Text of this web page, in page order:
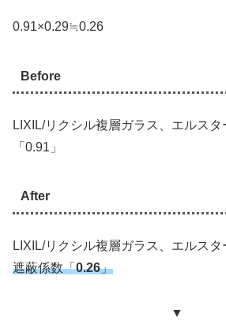
0.91×0.29≒0.26
Before
LIXIL/リクシル複層ガラス、エルス
「0.91」
After
LIXIL/リクシル複層ガラス、エルス
遮蔽係数「0.26」
▼